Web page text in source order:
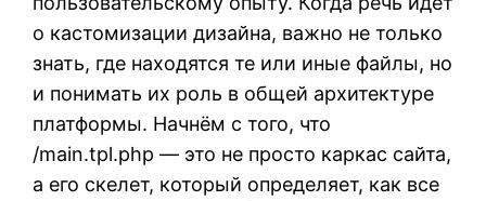
о кастомизации дизайна, важно не только
знать, где находятся те или иные файлы, но
и понимать их роль в общей архитектуре
платформы. Начнём с того, что
/main.tpl.php — это не просто каркас сайта,
а его скелет, который определяет, как все